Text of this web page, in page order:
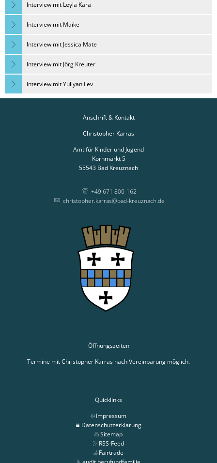
Interview mit Leyla Kara
Interview mit Maike
Interview mit Jessica Mate
Interview mit Jörg Kreuter
Interview mit Yuliyan Ilev
Anschrift & Kontakt
Christopher Karras
Amt für Kinder und Jugend
Kornmarkt 5
55543 Bad Kreuznach
+49 671 800-162
christopher.karras@bad-kreuznach.de
Öffnungszeiten
Termine mit Christopher Karras nach Vereinbarung möglich.
Quicklinks
Impressum
Datenschutzerklärung
Sitemap
RSS-Feed
Fairtrade